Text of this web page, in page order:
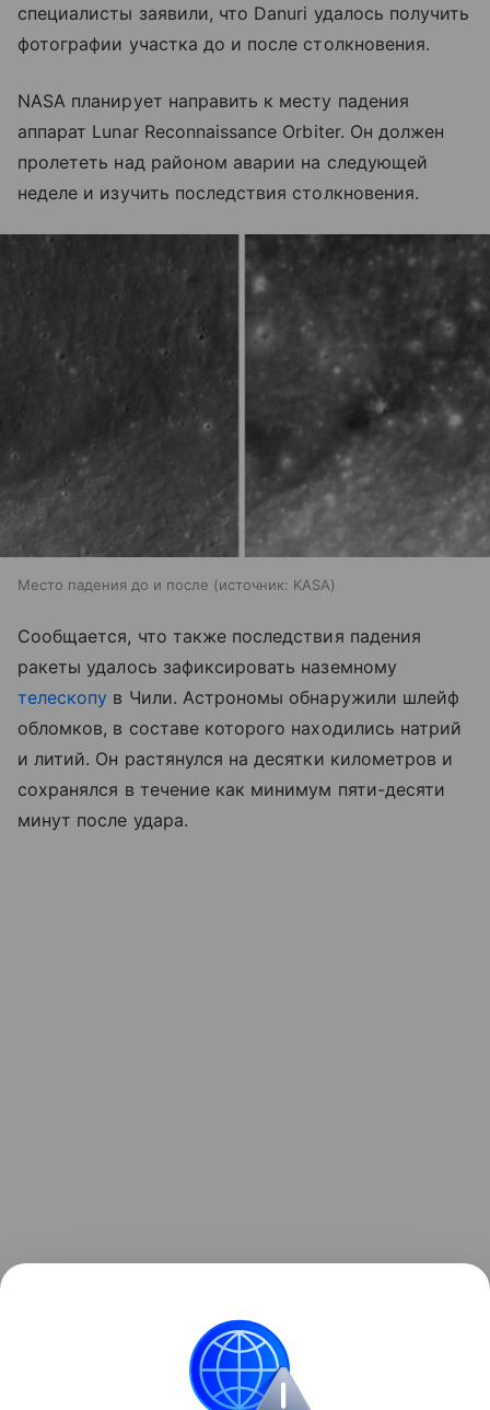
специалисты заявили, что Danuri удалось получить
фотографии участка до и после столкновения.
NASA планирует направить к месту падения
аппарат Lunar Reconnaissance Orbiter. Он должен
пролететь над районом аварии на следующей
неделе и изучить последствия столкновения.
Место падения до и после источник: KASA
Сообщается, что также последствия падения
ракеты удалось зафиксировать наземному
телескопу в Чили. Астрономы обнаружили шлейф
обломков, в составе которого находились натрий
и литий. Он растянулся на десятки километров и
сохранялся в течение как минимум пяти-десяти
минут после удара.
материале